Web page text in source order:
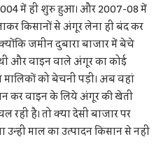
में ही शुरु हुआ। और 2007-08 में
किसानों से अंगूर लेना ही बंद कर
जमीन दुबारा बाजार में बेचे
और वाइन वाले अंगूर का कोई
मालिकों को बेचनी पड़ी। अब वहां
कर वाइन के लिये अंगूर की खेती
रही है। तो क्या देसी बाजार पर
उन्हीं माल का उत्पादन किसान से नहीं